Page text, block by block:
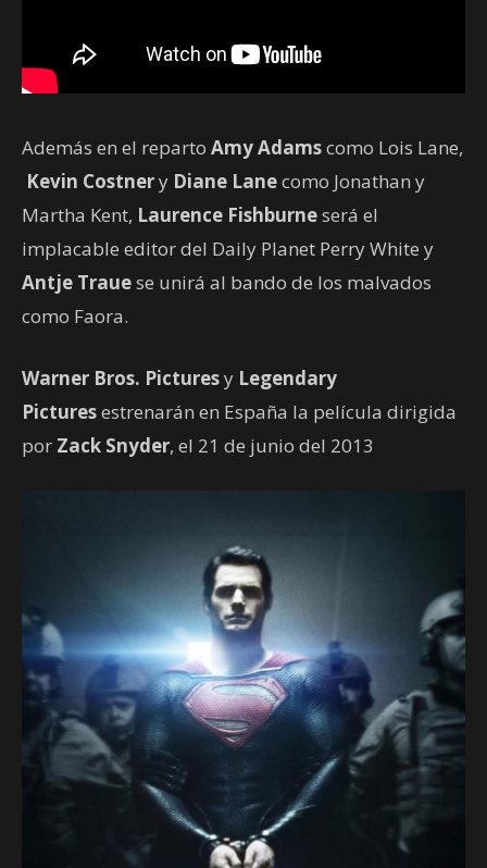
Además en el reparto Amy Adamscomo Lois Lane,
Kevin Costnery Diane Lanecomo Jonathan y
Martha Kent, Laurence Fishburneserá el
implacable editor del Daily Planet Perry White y
Antje Trauese unirá al bando de los malvados
como Faora.
Warner Bros. Picturesy Legendary
Picturesestrenarán en España la película dirigida
por Zack Snyder, el 21 de junio del 2013